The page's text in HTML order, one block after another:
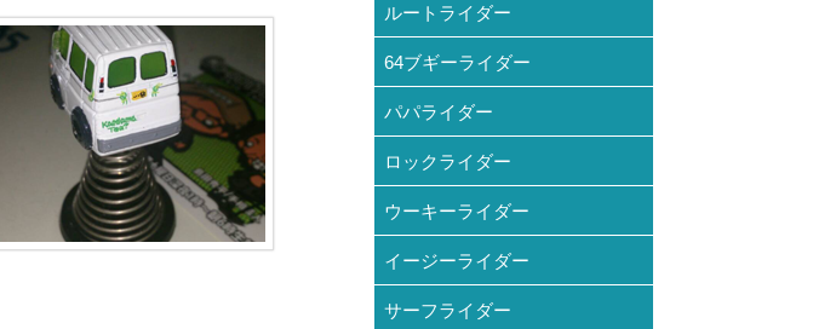
ルートライダー
64ブギーライダー
パパライダー
ロックライダー
ウーキーライダー
イージーライダー
サーフライダー